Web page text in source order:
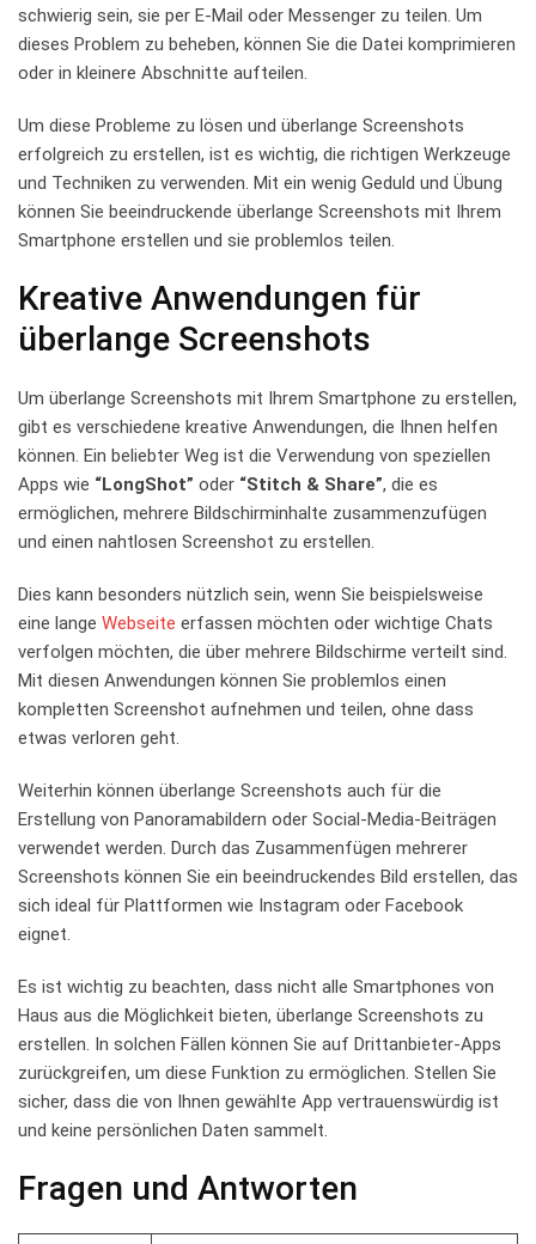
schwierig sein, sie per E-Mail ‌oder‍ Messenger zu⁤ teilen.⁢ Um
dieses Problem zu beheben, ⁢können Sie‍ die Datei komprimieren
oder in‌ kleinere Abschnitte‍ aufteilen.
Um ⁤diese Probleme zu lösen⁣ und überlange ⁢Screenshots
erfolgreich zu‍ erstellen, ‍ist es wichtig, die richtigen Werkzeuge
⁣und Techniken ​zu verwenden. Mit ⁤ein‍ wenig Geduld und ​Übung
können‌ Sie ‍beeindruckende​ überlange⁣ Screenshots mit Ihrem
Smartphone erstellen und sie problemlos teilen.
Kreative‍ Anwendungen‌ für
überlange⁤ Screenshots
Um überlange Screenshots mit Ihrem Smartphone‌ zu erstellen,
gibt es verschiedene ‌kreative Anwendungen, die Ihnen helfen
können. ⁣Ein beliebter Weg ist die Verwendung⁣ von ‌speziellen
Apps wie “LongShot” oder “Stitch ⁤& Share”, die es
ermöglichen,⁤ mehrere Bildschirminhalte zusammenzufügen
und einen nahtlosen Screenshot zu erstellen.
Dies kann⁢ besonders nützlich sein,‍ wenn Sie beispielsweise⁤
eine lange Webseite erfassen möchten oder⁣ wichtige‌ Chats
verfolgen möchten, die ‌über mehrere ⁢Bildschirme verteilt sind. ​
Mit‍ diesen Anwendungen können Sie‌ problemlos⁣ einen
kompletten Screenshot⁣ aufnehmen und teilen, ohne dass
etwas verloren geht.
Weiterhin‍ können ‍überlange Screenshots auch für die
Erstellung‌ von Panoramabildern oder Social-Media-Beiträgen
verwendet werden. Durch das​ Zusammenfügen mehrerer
Screenshots können Sie ein beeindruckendes Bild erstellen, das
sich ideal für⁤ Plattformen wie Instagram oder⁣ Facebook
eignet.
Es ist wichtig zu beachten, dass nicht alle ⁣Smartphones⁢ von
‍Haus aus die Möglichkeit‍ bieten, überlange ⁤Screenshots zu
erstellen. In ​solchen⁣ Fällen können Sie auf Drittanbieter-Apps
zurückgreifen, um diese Funktion zu‌ ermöglichen. ⁤Stellen ‍Sie
‍sicher, dass die​ von Ihnen gewählte ‍App vertrauenswürdig ist
und keine persönlichen Daten sammelt.
Fragen und​ Antworten